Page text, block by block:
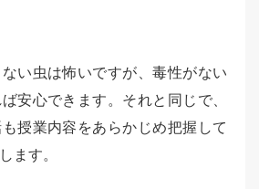
い虫は怖いですが、毒性がない
安心できます。それと同じで、
授業内容をあらかじめ把握して
ます。